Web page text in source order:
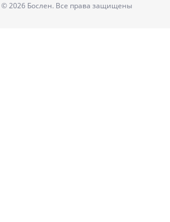
© 2026 Бослен. Все права защищены